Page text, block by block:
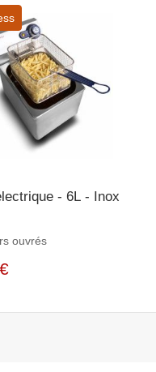
- 6L - Inox
ouvrés